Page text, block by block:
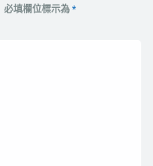
必填欄位標示為 *